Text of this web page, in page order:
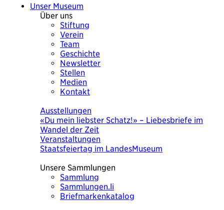
Unser Museum
Über uns
Stiftung
Verein
Team
Geschichte
Newsletter
Stellen
Medien
Kontakt
Ausstellungen
«Du mein liebster Schatz!» – Liebesbriefe im
Wandel der Zeit
Veranstaltungen
Staatsfeiertag im LandesMuseum
Unsere Sammlungen
Sammlung
Sammlungen.li
Briefmarkenkatalog